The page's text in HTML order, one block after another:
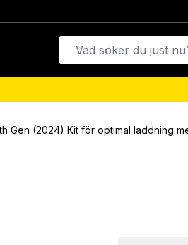
Gen (2024) Kit för optimal laddning